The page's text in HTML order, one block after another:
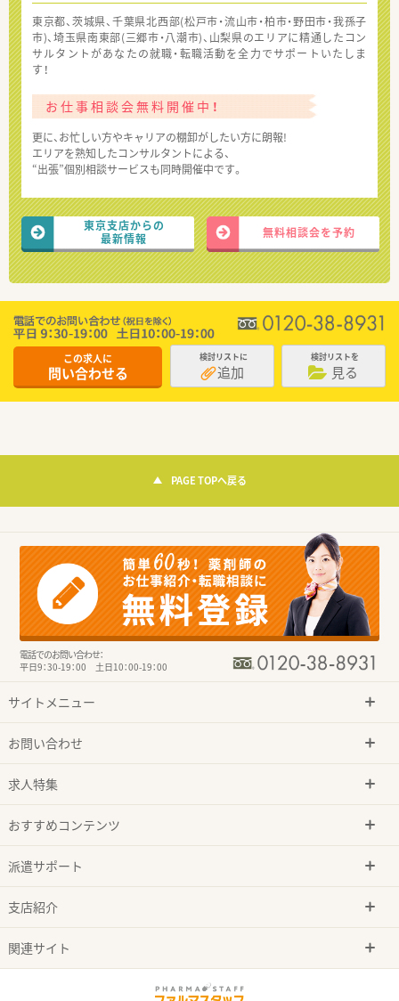
東京都、茨城県、千葉県北西部(松戸市・流山市・柏市・野田市・我孫子
市)、埼玉県南東部(三郷市・八潮市)、山梨県のエリアに精通したコン
サルタントがあなたの就職・転職活動を全力でサポートいたしま
す！
お仕事相談会無料開催中！
更に、お忙しい方やキャリアの棚卸がしたい方に朗報!
エリアを熟知したコンサルタントによる、
“出張”個別相談サービスも同時開催中です。
東京支店からの
最新情報
無料相談会を予約
この求人に
問い合わせる
検討リストに
追加
検討リストを
見る
PAGE TOPへ戻る
電話でのお問い合わせ：
平日9：30-19：00 土日10：00-19：00
サイトメニュー
お問い合わせ
求人特集
おすすめコンテンツ
派遣サポート
支店紹介
関連サイト